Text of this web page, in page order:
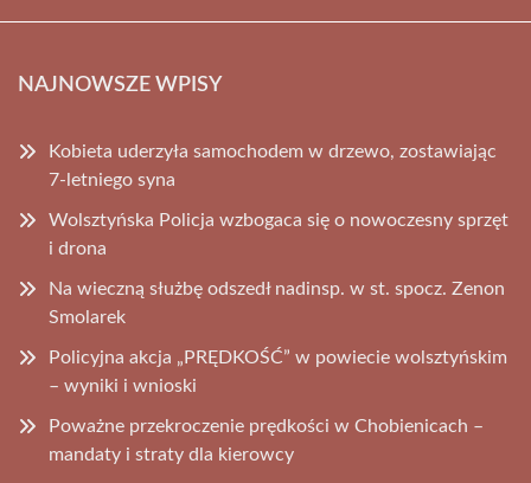
NAJNOWSZE WPISY
Kobieta uderzyła samochodem w drzewo, zostawiając
7-letniego syna
Wolsztyńska Policja wzbogaca się o nowoczesny sprzęt
i drona
Na wieczną służbę odszedł nadinsp. w st. spocz. Zenon
Smolarek
Policyjna akcja „PRĘDKOŚĆ” w powiecie wolsztyńskim
– wyniki i wnioski
Poważne przekroczenie prędkości w Chobienicach –
mandaty i straty dla kierowcy